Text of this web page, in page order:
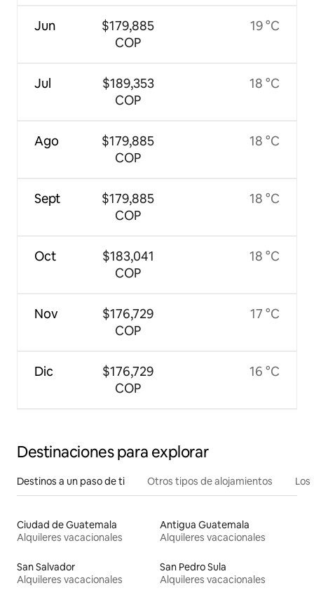
Jun
Jul
Ago
Sept
Oct
Nov
Dic
$179,885
COP
$189,353
COP
$179,885
COP
$179,885
COP
$183,041
COP
$176,729
COP
$176,729
COP
19 °C
18 °C
18 °C
18 °C
18 °C
17 °C
16 °C
Destinaciones para explorar
Destinos a un paso de ti Otros tipos de alojamientos
Ciudad de Guatemala
Alquileres vacacionales
Antigua Guatemala
Alquileres vacacionales
San Salvador
Alquileres vacacionales
San Pedro Sula
Alquileres vacacionales